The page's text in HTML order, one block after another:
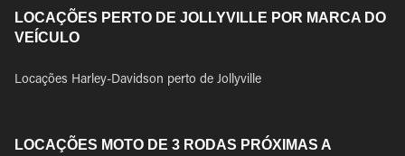
LOCAÇÕES PERTO DE JOLLYVILLE POR MARCA DO
VEÍCULO
Locações Harley-Davidson perto de Jollyville
LOCAÇÕES MOTO DE 3 RODAS PRÓXIMAS A